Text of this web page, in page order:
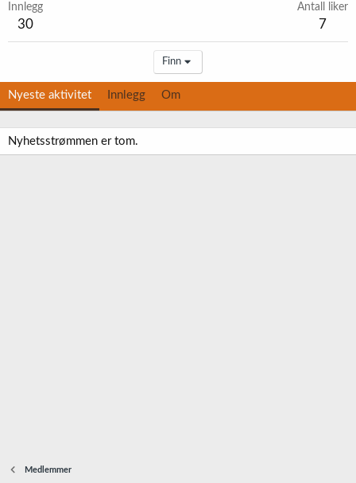
Innlegg
30
Antall liker
7
Finn
Nyeste aktivitet Innlegg Om
Nyhetsstrømmen er tom.
Medlemmer